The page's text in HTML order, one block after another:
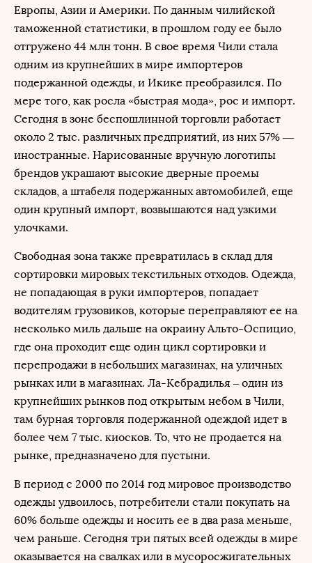
Европы, Азии и Америки. По данным чилийской
таможенной статистики, в прошлом году ее было
отгружено 44 млн тонн. В свое время Чили стала
одним из крупнейших в мире импортеров
подержанной одежды, и Икике преобразился. По
мере того, как росла «быстрая мода», рос и импорт.
Сегодня в зоне беспошлинной торговли работает
около 2 тыс. различных предприятий, из них 57% —
иностранные. Нарисованные вручную логотипы
брендов украшают высокие дверные проемы
складов, а штабеля подержанных автомобилей, еще
один крупный импорт, возвышаются над узкими
улочками.
Свободная зона также превратилась в склад для
сортировки мировых текстильных отходов. Одежда,
не попадающая в руки импортеров, попадает
водителям грузовиков, которые переправляют ее на
несколько миль дальше на окраину Альто-Оспицио,
где она проходит еще один цикл сортировки и
перепродажи в небольших магазинах, на уличных
рынках или в магазинах. Ла-Кебрадилья – один из
крупнейших рынков под открытым небом в Чили,
там бурная торговля подержанной одеждой идет в
более чем 7 тыс. киосков. То, что не продается на
рынке, предназначено для пустыни.
В период с 2000 по 2014 год мировое производство
одежды удвоилось, потребители стали покупать на
60% больше одежды и носить ее в два раза меньше,
чем раньше. Сегодня три пятых всей одежды в мире
оказывается на свалках или в мусоросжигательных